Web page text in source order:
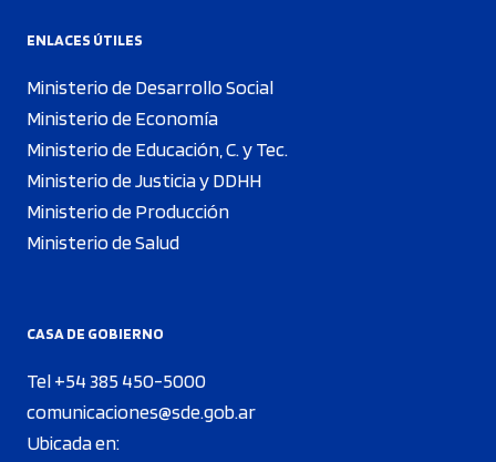
ENLACES ÚTILES
Ministerio de Desarrollo Social
Ministerio de Economía
Ministerio de Educación, C. y Tec.
Ministerio de Justicia y DDHH
Ministerio de Producción
Ministerio de Salud
CASA DE GOBIERNO
Tel +54 385 450-5000
comunicaciones@sde.gob.ar
Ubicada en: